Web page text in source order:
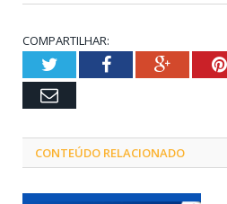
COMPARTILHAR:
TwitterFacebookGoogle+
Email
CONTEÚDO RELACIONADO